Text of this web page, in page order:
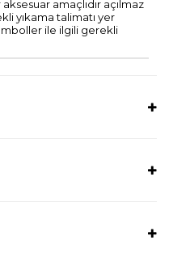
amaçlıdır açılmaz
yıkama talimatı yer
ile ilgili gerekli